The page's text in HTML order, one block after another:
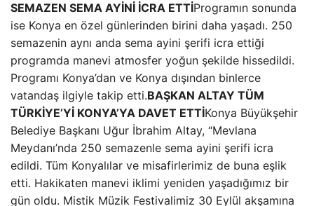
SEMAZEN SEMA AYİNİ İCRA ETTİProgramın sonunda
ise Konya en özel günlerinden birini daha yaşadı. 250
semazenin aynı anda sema ayini şerifi icra ettiği
programda manevi atmosfer yoğun şekilde hissedildi.
Programı Konya’dan ve Konya dışından binlerce
vatandaş ilgiyle takip etti.BAŞKAN ALTAY TÜM
TÜRKİYE’Yİ KONYA’YA DAVET ETTİKonya Büyükşehir
Belediye Başkanı Uğur İbrahim Altay, “Mevlana
Meydanı’nda 250 semazenle sema ayini şerifi icra
edildi. Tüm Konyalılar ve misafirlerimiz de buna eşlik
etti. Hakikaten manevi iklimi yeniden yaşadığımız bir
gün oldu. Mistik Müzik Festivalimiz 30 Eylül akşamına